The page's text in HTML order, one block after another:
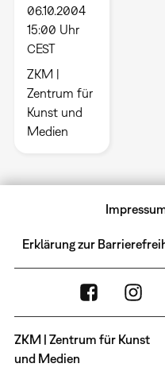
06.10.2004
15:00 Uhr
CEST
ZKM |
Zentrum für
Kunst und
Medien
Erklärung zur
ZKM | Zentrum für Kunst
und Medien